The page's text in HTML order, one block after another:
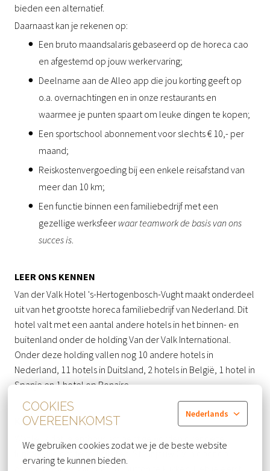
COOKIES
OVEREENKOMST
Nederlands
We gebruiken cookies zodat we je de beste website
ervaring te kunnen bieden.
bieden een alternatief.
Daarnaast kan je rekenen op:
Een bruto maandsalaris gebaseerd op de horeca cao
en afgestemd op jouw werkervaring;
Deelname aan de Alleo app die jou korting geeft op
o.a. overnachtingen en in onze restaurants en
waarmee je punten spaart om leuke dingen te kopen;
Een sportschool abonnement voor slechts € 10,- per
maand;
Reiskostenvergoeding bij een enkele reisafstand van
meer dan 10 km;
Een functie binnen een familiebedrijf met een
gezellige werksfeer waar teamwork de basis van ons
succes is
LEER ONS KENNEN
Van der Valk Hotel 's-Hertogenbosch-Vught maakt onderdeel
uit van het grootste horeca familiebedrijf van Nederland. Dit
hotel valt met een aantal andere hotels in het binnen- en
buitenland onder de holding Van der Valk International.
Onder deze holding vallen nog 10 andere hotels in
Nederland, 11 hotels in Duitsland, 2 hotels in België, 1 hotel in
Spanje en 1 hotel op Bonaire.
KLAAR OM TE STARTEN?
functie, tijd om te solliciteren. Stuur jouw CV in door op
onderstaande "solliciteren" button te klikken. Heb je eerst